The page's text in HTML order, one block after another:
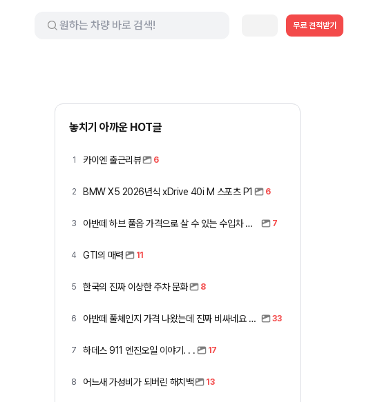
무료 견적받기
놓치기 아까운 HOT글
1 카이엔 출근리뷰 6
2 BMW X5 2026년식 xDrive 40i M 스포츠 P1 6
3 아반떼 하브 풀옵 가격으로 살 수 있는 수입차 모아봤습니다 (중고 포함) 7
4 GTI의 매력 11
5 한국의 진짜 이상한 주차 문화 8
6 아반떼 풀체인지 가격 나왔는데 진짜 비싸네요 ㅎㅎ 33
7 하데스 911 엔진오일 이야기. . . 17
8 어느새 가성비가 되버린 해치백 13